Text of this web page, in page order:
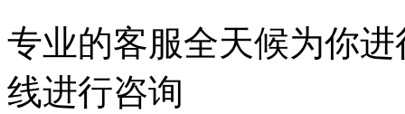
专业的客服全天候为你
线进行咨询